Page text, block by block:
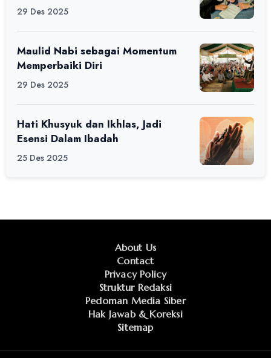
29 Des 2025
Maulid Nabi sebagai Momentum
Memperbaiki Diri
29 Des 2025
Hati Khusyuk dan Ikhlas, Jadi
Esensi Dalam Ibadah
25 Des 2025
About Us
Contact
Privacy Policy
Struktur Redaksi
Pedoman Media Siber
Hak Jawab & Koreksi
Sitemap